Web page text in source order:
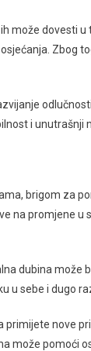
može dovesti
Zbog
i unutrašnji
brigom za
na promjene u
dubina može
u sebe i dugo
nove
može pomoći